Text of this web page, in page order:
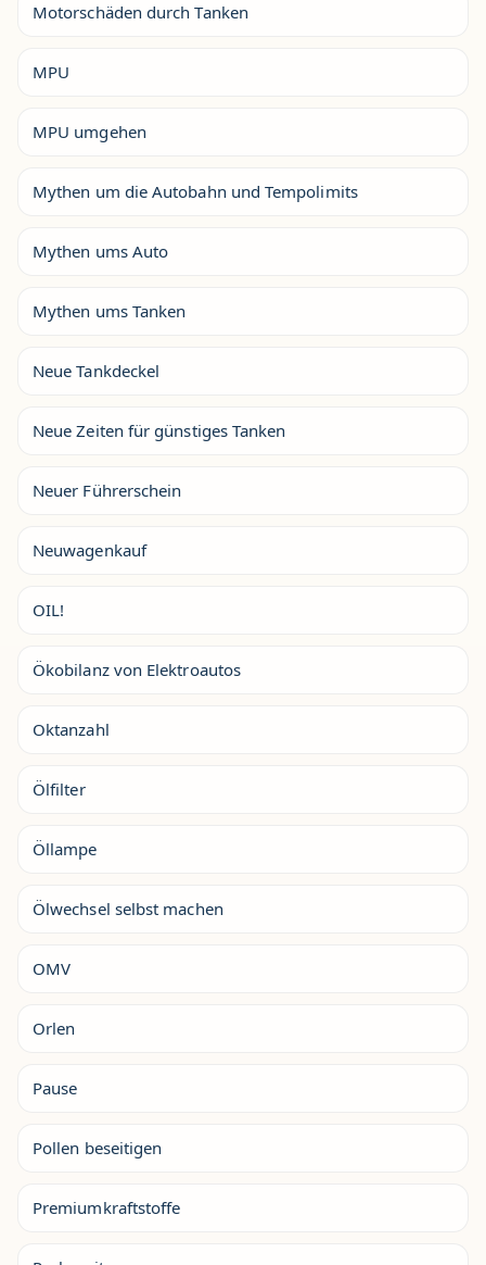
Motorschäden durch Tanken
MPU
MPU umgehen
Mythen um die Autobahn und Tempolimits
Mythen ums Auto
Mythen ums Tanken
Neue Tankdeckel
Neue Zeiten für günstiges Tanken
Neuer Führerschein
Neuwagenkauf
OIL!
Ökobilanz von Elektroautos
Oktanzahl
Ölfilter
Öllampe
Ölwechsel selbst machen
OMV
Orlen
Pause
Pollen beseitigen
Premiumkraftstoffe